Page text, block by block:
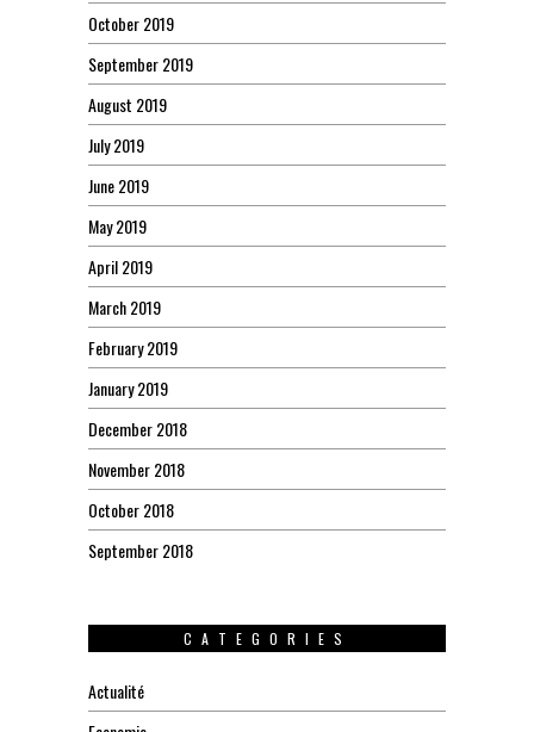
October 2019
September 2019
August 2019
July 2019
June 2019
May 2019
April 2019
March 2019
February 2019
January 2019
December 2018
November 2018
October 2018
September 2018
CATEGORIES
Actualité